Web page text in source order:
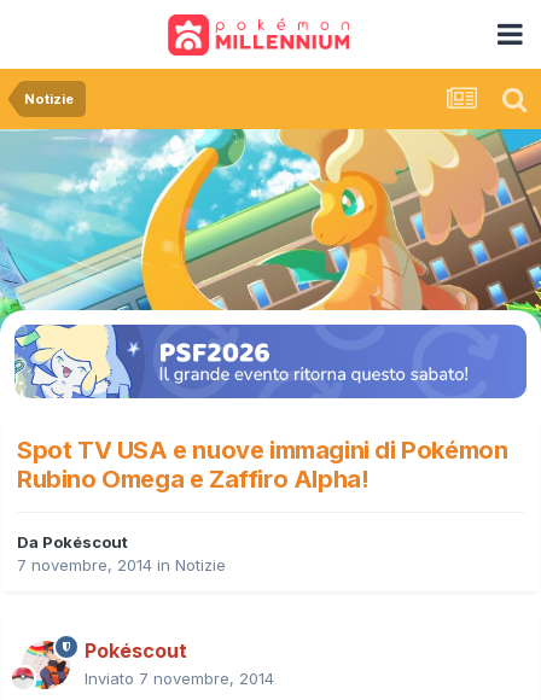
Notizie
Spot TV USA e nuove immagini di Pokémon
Rubino Omega e Zaffiro Alpha!
Da Pokéscout
7 novembre, 2014 in Notizie
Pokéscout
Inviato 7 novembre, 2014